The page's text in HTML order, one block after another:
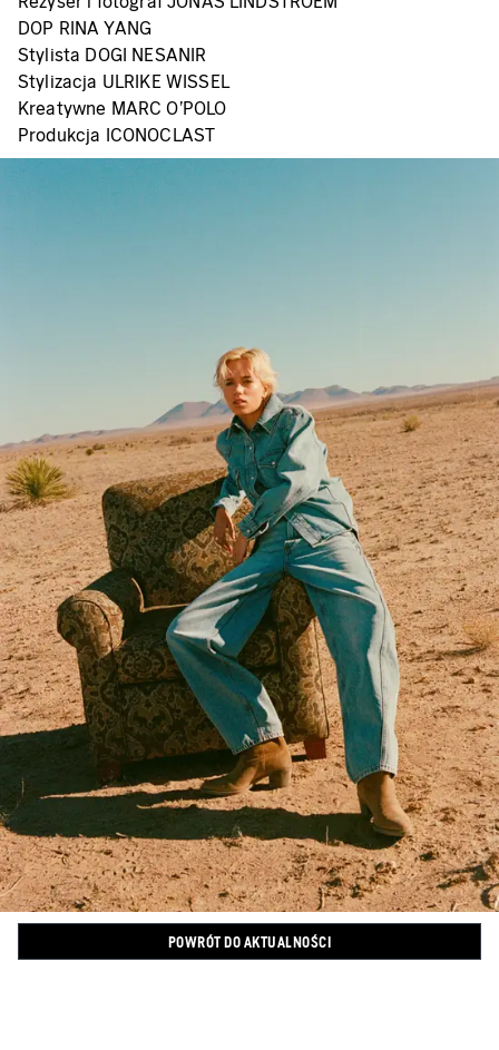
DOP RINA YANG
Stylista DOGI NESANIR
Stylizacja ULRIKE WISSEL
Kreatywne MARC O'POLO
Produkcja ICONOCLAST
POWRÓT DO AKTUALNOŚCI